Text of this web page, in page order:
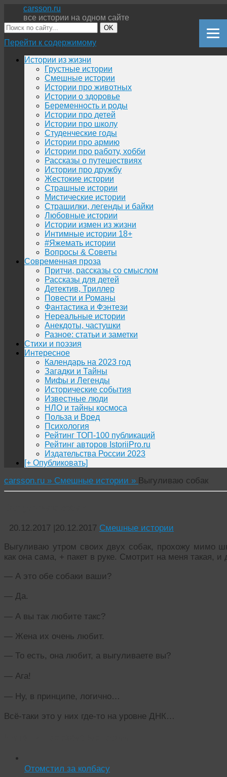
carsson.ru
все истории на одном сайте
OK
Перейти к содержимому
Истории из жизни
Грустные истории
Смешные истории
Истории про животных
Истории о здоровье
Беременность и роды
Истории про детей
Истории про школу
Студенческие годы
Истории про армию
Истории про работу, хобби
Рассказы о путешествиях
Истории про дружбу
Жестокие истории
Страшные истории
Мистические истории
Страшилки, легенды и байки
Любовные истории
Истории измен из жизни
Интимные истории 18+
#Яжемать истории
Вопросы & Советы
Современная проза
Притчи, рассказы со смыслом
Рассказы для детей
Детектив, Триллер
Повести и Романы
Фантастика и Фэнтези
Нереальные истории
Анекдоты, частушки
Разное: статьи и заметки
Стихи и поэзия
Интересное
Календарь на 2023 год
Загадки и Тайны
Мифы и Легенды
Исторические события
Известные люди
НЛО и тайны космоса
Польза и Вред
Психология
Рейтинг ТОП-100 публикаций
Рейтинг авторов IstoriiPro.ru
Издательства России 2023
[+ Опубликовать]
carsson.ru » Смешные истории » Выгуливаю собак
20.12.2017 |20.12.2017 Смешные истории
Выгуливаю утром своих двух собак, прохожу мимо
как она сама, + пакет в руке. Смотрит на меня такая,
— А это обе собаки ваши?
— Да.
— А вы так любите такс?
— Жена их очень любит.
— То есть, она любит, а выгуливаете вы?
— Ага!
— Ну, в принципе, логично…
Всё-таки это у них где-то на уровне ДНК…
Отомстил за колбасу